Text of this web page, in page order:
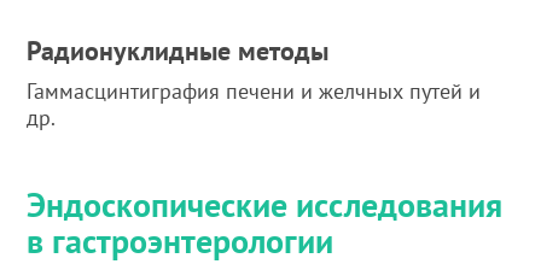
Радионуклидные методы
Гаммасцинтиграфия печени и желчных путей и
др.
Эндоскопические исследования
в гастроэнтерологии